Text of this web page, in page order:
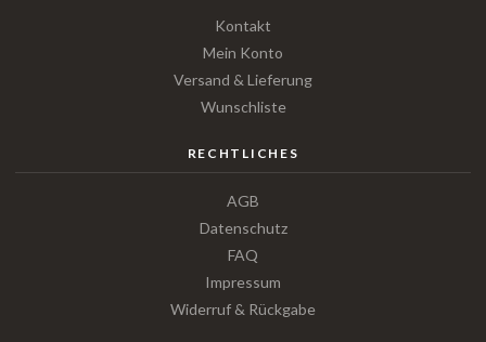
Kontakt
Mein Konto
Versand & Lieferung
Wunschliste
RECHTLICHES
AGB
Datenschutz
FAQ
Impressum
Widerruf & Rückgabe